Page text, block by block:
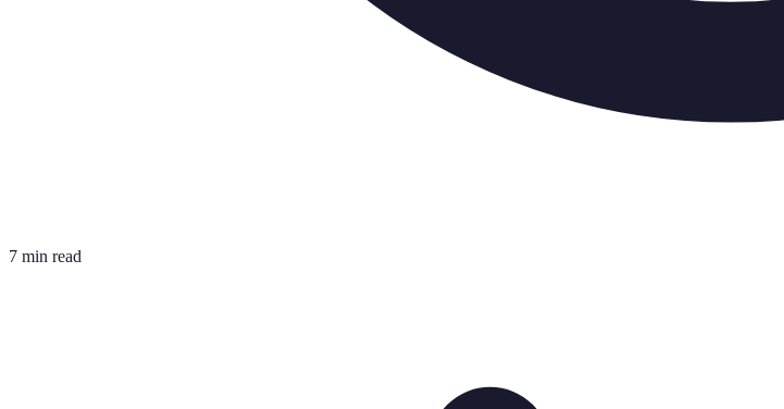
7 min read